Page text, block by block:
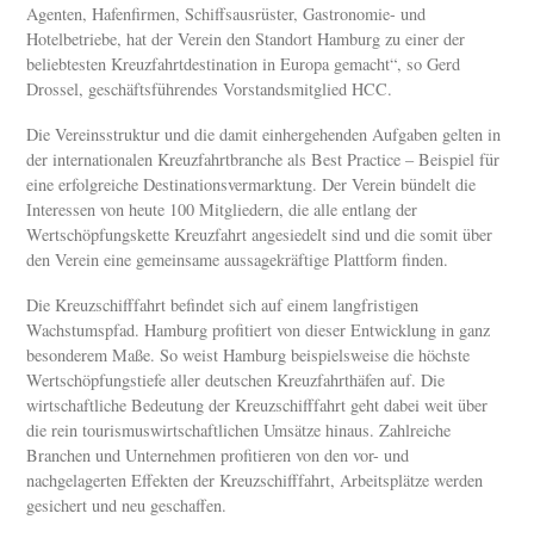
Agenten, Hafenfirmen, Schiffsausrüster, Gastronomie- und
Hotelbetriebe, hat der Verein den Standort Hamburg zu einer der
beliebtesten Kreuzfahrtdestination in Europa gemacht“, so Gerd
Drossel, geschäftsführendes Vorstandsmitglied HCC.
Die Vereinsstruktur und die damit einhergehenden Aufgaben gelten in
der internationalen Kreuzfahrtbranche als Best Practice – Beispiel für
eine erfolgreiche Destinationsvermarktung. Der Verein bündelt die
Interessen von heute 100 Mitgliedern, die alle entlang der
Wertschöpfungskette Kreuzfahrt angesiedelt sind und die somit über
den Verein eine gemeinsame aussagekräftige Plattform finden.
Die Kreuzschifffahrt befindet sich auf einem langfristigen
Wachstumspfad. Hamburg profitiert von dieser Entwicklung in ganz
besonderem Maße. So weist Hamburg beispielsweise die höchste
Wertschöpfungstiefe aller deutschen Kreuzfahrthäfen auf. Die
wirtschaftliche Bedeutung der Kreuzschifffahrt geht dabei weit über
die rein tourismuswirtschaftlichen Umsätze hinaus. Zahlreiche
Branchen und Unternehmen profitieren von den vor- und
nachgelagerten Effekten der Kreuzschifffahrt, Arbeitsplätze werden
gesichert und neu geschaffen.